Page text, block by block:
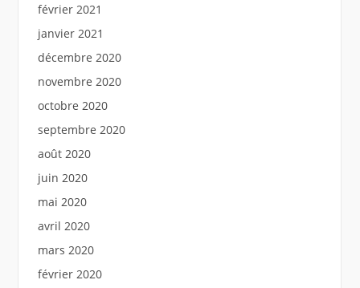
février 2021
janvier 2021
décembre 2020
novembre 2020
octobre 2020
septembre 2020
août 2020
juin 2020
mai 2020
avril 2020
mars 2020
février 2020